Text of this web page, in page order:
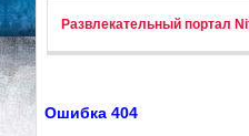
Развлекательный портал
Ошибка 404